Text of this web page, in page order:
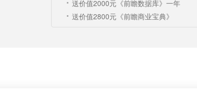
送价值2000元《前瞻数据库》一年
送价值2800元《前瞻商业宝典》